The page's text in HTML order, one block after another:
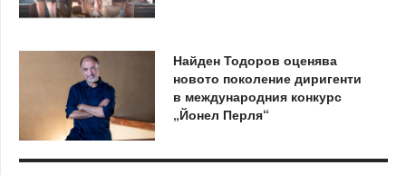
Найден Тодоров оценява
новото поколение диригенти
в международния конкурс
„Йонел Перля“